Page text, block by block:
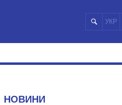
УКР
НОВИНИ